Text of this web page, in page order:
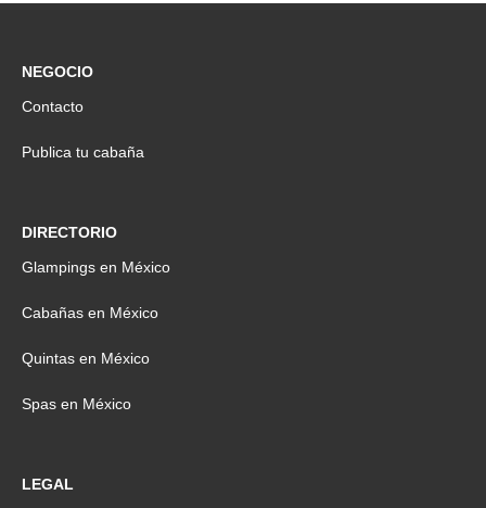
NEGOCIO
Contacto
Publica tu cabaña
DIRECTORIO
Glampings en México
Cabañas en México
Quintas en México
Spas en México
LEGAL